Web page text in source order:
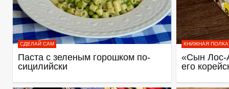
СДЕЛАЙ САМ
Паста с зеленым горошком по-
сицилийски
КНИЖНАЯ ПОЛКА
«Сын Лос-
его